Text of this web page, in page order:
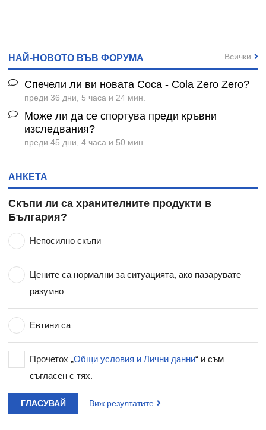
НАЙ-НОВОТО ВЪВ ФОРУМА
Спечели ли ви новата Coca - Cola Zero Zero?
преди 36 дни, 5 часа и 24 мин.
Може ли да се спортува преди кръвни
изследвания?
преди 45 дни, 4 часа и 50 мин.
Всички
АНКЕТА
Скъпи ли са хранителните продукти в
България?
Непосилно скъпи
Цените са нормални за ситуацията, ако пазарувате
разумно
Евтини са
Прочетох „Общи условия и Лични данни“ и съм
съгласен с тях.
ГЛАСУВАЙ Виж резултатите